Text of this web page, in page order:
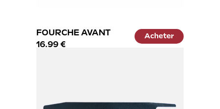
FOURCHE AVANT
16.99 €
Acheter